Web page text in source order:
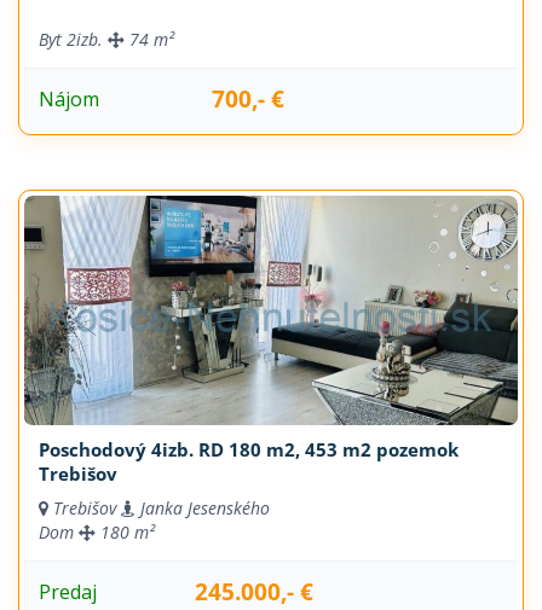
Byt 2izb. 74 m²
Nájom 700,- €
Poschodový 4izb. RD 180 m2, 453 m2 pozemok
Trebišov
Trebišov
Janka Jesenského
Dom
180 m²
Predaj 245.000,- €